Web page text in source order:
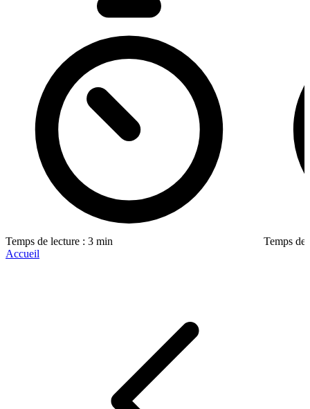
Temps de lecture : 3 min
Temps de
Accueil